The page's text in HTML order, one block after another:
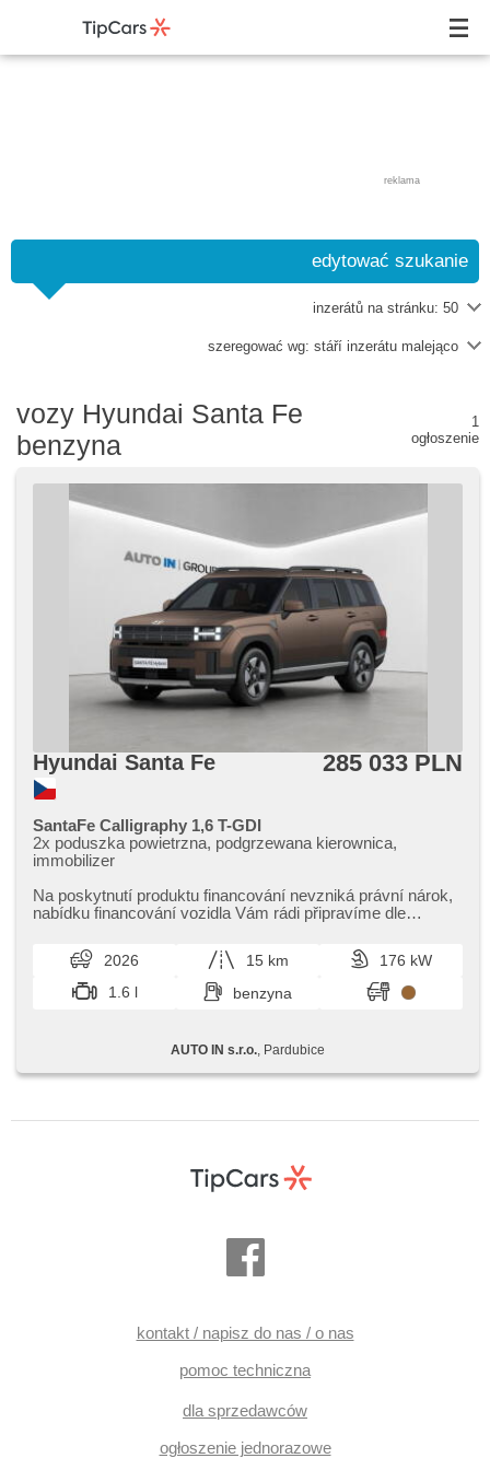
reklama
edytować szukanie
inzerátů na stránku: 50
szeregować wg: stáří inzerátu malejąco
vozy Hyundai Santa Fe
benzyna
1
ogłoszenie
Hyundai Santa Fe 285 033 PLN
SantaFe Calligraphy 1,6 T-GDI
2x poduszka powietrzna, podgrzewana kierownica,
immobilizer
Na poskytnutí produktu financování nevzniká právní nárok,​
nabídku financování vozidla Vám rádi připravíme dle
2026 15 km
176 kW
1.6 l
benzyna
AUTO IN s.r.o. , Pardubice
kontakt / napisz do nas / o nas
pomoc techniczna
dla sprzedawców
ogłoszenie jednorazowe